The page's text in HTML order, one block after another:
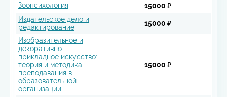
Зоопсихология
15000 ₽
Издательское дело и
редактирование
15000 ₽
Изобразительное и
декоративно-
прикладное искусство:
теория и методика
преподавания в
образовательной
организации
15000 ₽